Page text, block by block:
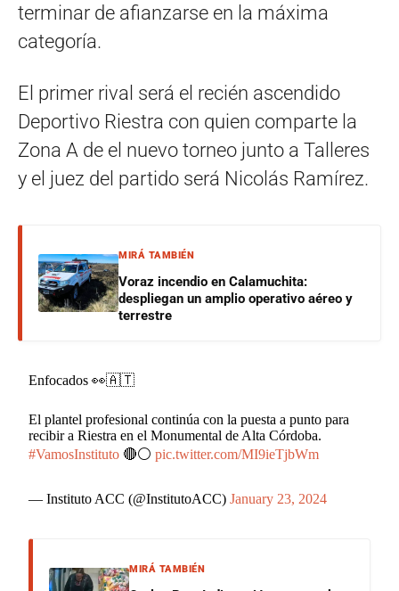
terminar de afianzarse en la máxima
categoría.
El primer rival será el recién ascendido
Deportivo Riestra con quien comparte la
Zona A de el nuevo torneo junto a Talleres
y el juez del partido será Nicolás Ramírez.
MIRÁ TAMBIÉN
Voraz incendio en Calamuchita:
despliegan un amplio operativo aéreo y
terrestre
Enfocados 👀🇦🇹
El plantel profesional continúa con la puesta a punto para
recibir a Riestra en el Monumental de Alta Córdoba.
#VamosInstituto 🔴⚪️pic.twitter.com/MI9ieTjbWm
— Instituto ACC (@InstitutoACC)January 23, 2024
MIRÁ TAMBIÉN